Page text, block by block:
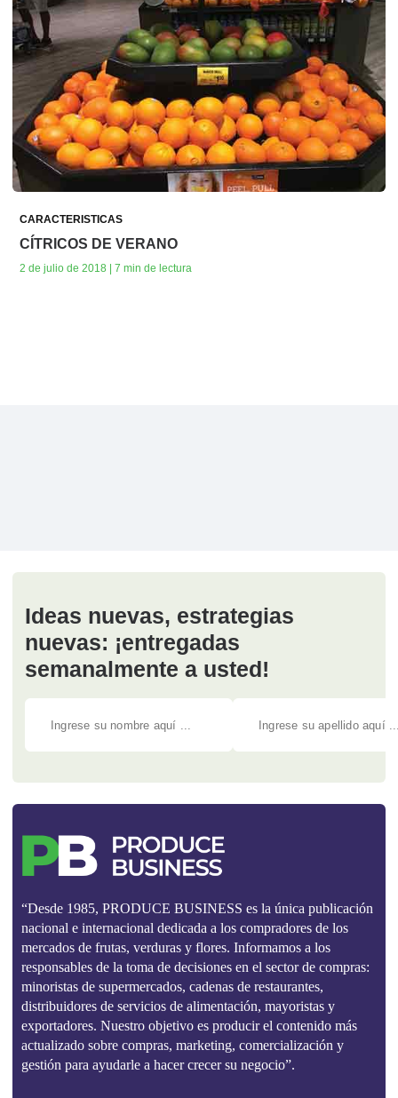
CARACTERISTICAS
CÍTRICOS DE VERANO
2 de julio de 2018 | 7 min de lectura
Ideas nuevas, estrategias
nuevas: ¡entregadas
semanalmente a usted!
“Desde 1985, PRODUCE BUSINESS es la única publicación
nacional e internacional dedicada a los compradores de los
mercados de frutas, verduras y flores. Informamos a los
responsables de la toma de decisiones en el sector de compras:
minoristas de supermercados, cadenas de restaurantes,
distribuidores de servicios de alimentación, mayoristas y
exportadores. Nuestro objetivo es producir el contenido más
actualizado sobre compras, marketing, comercialización y
gestión para ayudarle a hacer crecer su negocio”.